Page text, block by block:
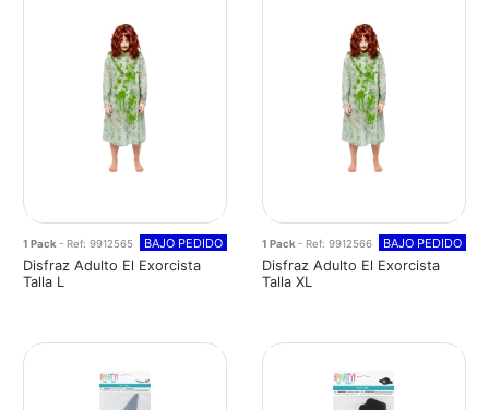
1 Pack - Ref: 9912565 BAJO PEDIDO
Disfraz Adulto El Exorcista
Talla L
1 Pack - Ref: 9912566 BAJO PEDIDO
Disfraz Adulto El Exorcista
Talla XL